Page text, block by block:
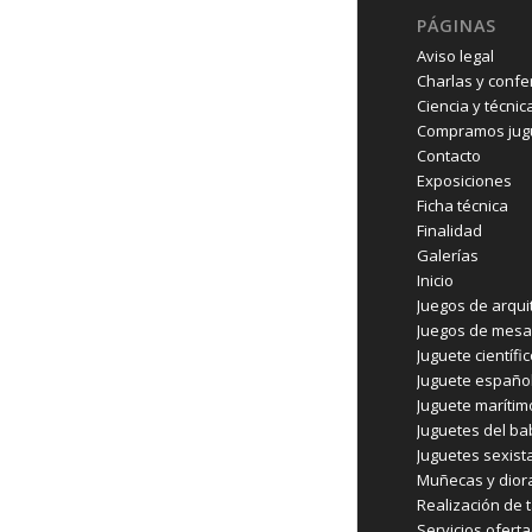
PÁGINAS
Aviso legal
Charlas y
Ciencia y
Compramos
Contacto
Exposiciones
Ficha técnica
Finalidad
Galerías
Inicio
Juegos de
Juegos de mesa
Juguete
Juguete
Juguete
Juguetes del
Juguetes
Muñecas y
Realización de